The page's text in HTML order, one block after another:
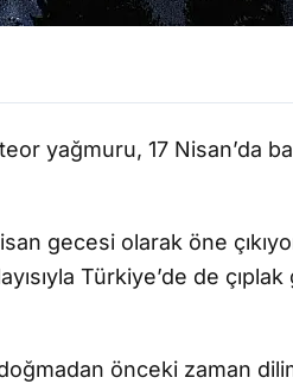
yağmuru, 17 Nisan’da
gecesi olarak öne
Türkiye’de de çıplak
önceki zaman